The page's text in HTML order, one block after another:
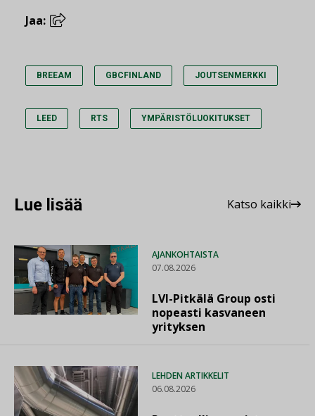
Jaa:
BREEAM GBCFINLAND JOUTSENMERKKI
LEED RTS YMPÄRISTÖLUOKITUKSET
Lue lisää Katso kaikki
AJANKOHTAISTA
07.08.2026
LVI-Pitkälä Group osti
nopeasti kasvaneen
yrityksen
LEHDEN ARTIKKELIT
06.08.2026